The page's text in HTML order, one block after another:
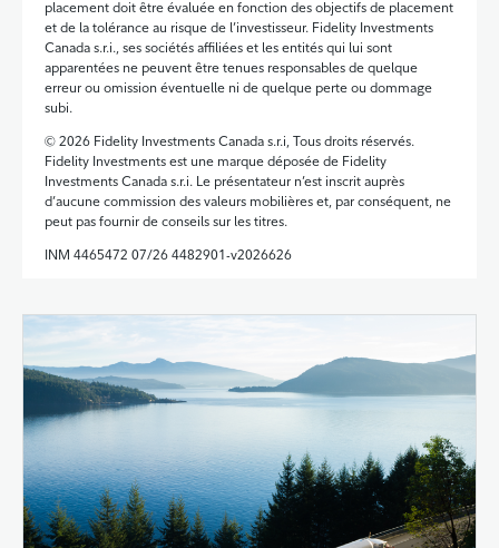
placement doit être évaluée en fonction des objectifs de placement
et de la tolérance au risque de l’investisseur. Fidelity Investments
Canada s.r.i., ses sociétés affiliées et les entités qui lui sont
apparentées ne peuvent être tenues responsables de quelque
erreur ou omission éventuelle ni de quelque perte ou dommage
subi.
© 2026 Fidelity Investments Canada s.r.i, Tous droits réservés.
Fidelity Investments est une marque déposée de Fidelity
Investments Canada s.r.i. Le présentateur n’est inscrit auprès
d’aucune commission des valeurs mobilières et, par conséquent, ne
peut pas fournir de conseils sur les titres.
INM 4465472 07/26 4482901-v2026626